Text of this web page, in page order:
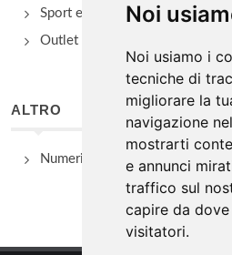
Noi
Noi usiamo i
tecniche di
migliorare la
navigazione
mostrarti
e annunci
traffico sul
capire da
visitatori.
Sport e Benessere
Outlet e spacci aziendali
ALTRO
Numeri Utili